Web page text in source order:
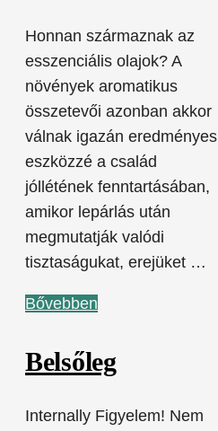
Honnan származnak az
esszenciális olajok? A
növények aromatikus
összetevői azonban akkor
válnak igazán eredményes
eszközzé a család
jóllétének fenntartásában,
amikor lepárlás után
megmutatják valódi
tisztaságukat, erejüket …
Bővebben
Belsőleg
Internally Figyelem! Nem